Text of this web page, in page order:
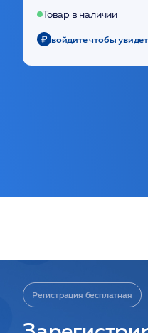
Товар в наличии
войдите чтобы
Регистрация бесплатная